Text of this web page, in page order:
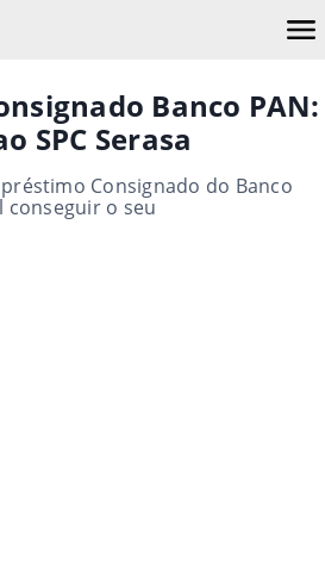
Banco PAN:
SPC Serasa
Consignado do Banco
conseguir o seu